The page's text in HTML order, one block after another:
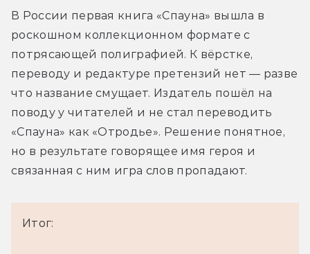
В России первая книга «Спауна» вышла в
роскошном коллекционном формате с
потрясающей полиграфией. К вёрстке,
переводу и редактуре претензий нет — разве
что название смущает. Издатель пошёл на
поводу у читателей и не стал переводить
«Спауна» как «Отродье». Решение понятное,
но в результате говорящее имя героя и
связанная с ним игра слов пропадают.
Итог: